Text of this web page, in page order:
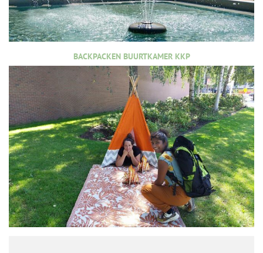
BACKPACKEN BUURTKAMER KKP